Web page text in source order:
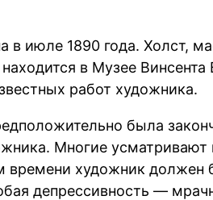
в июле 1890 года. Холст,
в Музее Винсента
работ художника.
была
Многие усматривают
времени художник должен
депрессивность —